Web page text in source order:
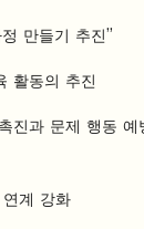
만들기 추진"
활동의 추진
진과 문제 행동 예
계 강화